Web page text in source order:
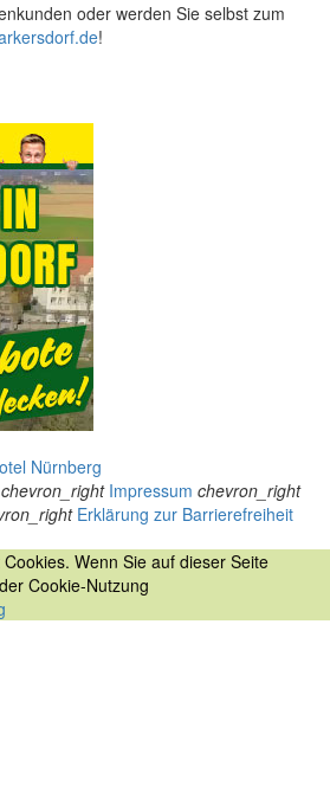
oder werden Sie selbst zum
!
Nürnberg
chevron_right Impressum chevron_right
Erklärung zur Barrierefreiheit
Wenn Sie auf dieser Seite
Cookie-Nutzung